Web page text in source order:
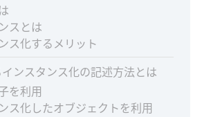
スとは
ス化するメリット
ンスタンス化の記述方法とは
を利用
ス化したオブジェクトを利用